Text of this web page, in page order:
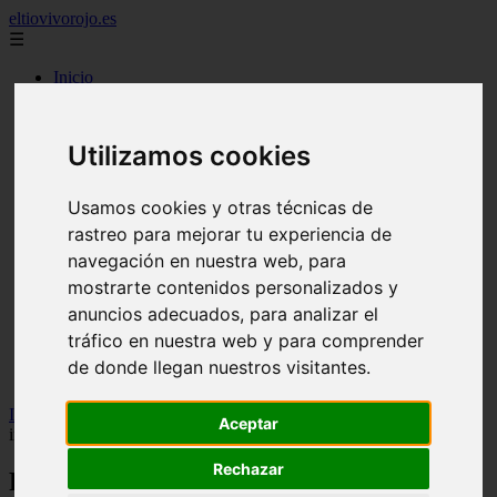
Utilizamos cookies
Usamos cookies y otras técnicas de
rastreo para mejorar tu experiencia de
navegación en nuestra web, para
mostrarte contenidos personalizados y
anuncios adecuados, para analizar el
tráfico en nuestra web y para comprender
de donde llegan nuestros visitantes.
Aceptar
Rechazar
eltiovivorojo.es
☰
Inicio
argentina
comidas
espana
huevos
mariscos
postres
producto
reposteria
venezuela
verduras
Inicio
Pan nube con orégano y ajo en sartén: la receta
imperdible y fácil
Pan nube con orégano y ajo en sartén: la